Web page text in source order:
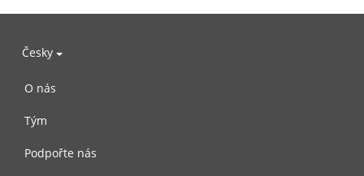
Česky
O nás
Tým
Podpořte nás